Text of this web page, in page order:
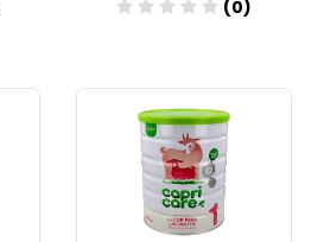
(0)